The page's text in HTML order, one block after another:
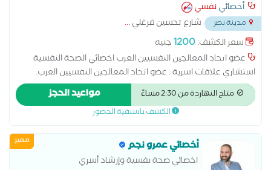
أخصائينفسي
مدينة نصر شارع تحسين فرغلي...
سعر الكشف:1200جنيه
عضو اتحاد المعالجين النفسيين العرب اخصائي الصحة النفسية
استشاري علاقات اسرية . عضو اتحاد المعالجين النفسيين العرب.
ماجستير مهني الاضطرابات الجنسية من جامعة نيو يورك . دكتوراة
مهنية في علم النفس الاكلينكي . . مدير مركز ملاذ للعلوم النفسية
متاح النهاردة من 2:30 مساءً مواعيد الحجز
الكشف باسبقية الحضور
مميز أخصائي عمرو نجم
اخصائي صحة نفسية وإرشاد أسري